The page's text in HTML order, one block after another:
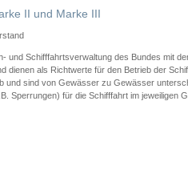
II und Marke III
und Schifffahrtsverwaltung des Bundes mit
dienen als Richtwerte für den Betrieb der
und sind von Gewässer zu Gewässer
Sperrungen) für die Schifffahrt im jeweiligen